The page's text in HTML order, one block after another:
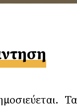
Τα